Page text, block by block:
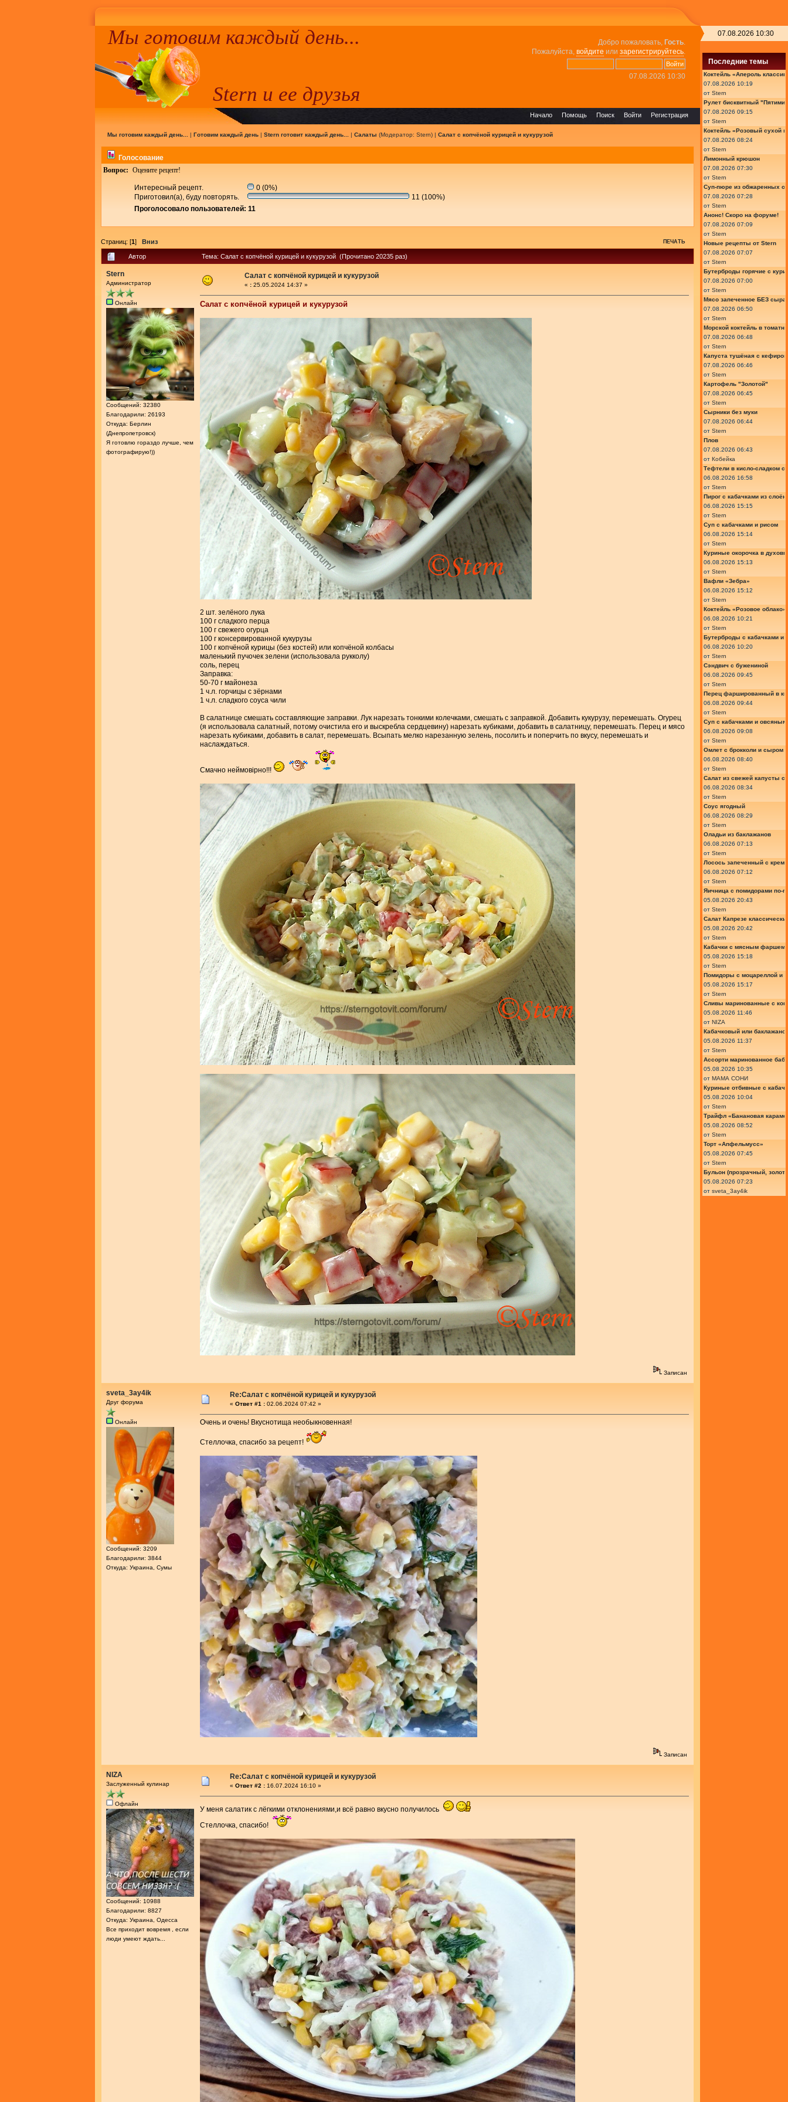
Добро пожаловать, Гость.
Пожалуйста, войдите или зарегистрируйтесь.
07.08.2026 10:30
Мы готовим каждый день...
Stern и ее друзья
Регистрация
Войти
Поиск
Помощь
Начало
Мы готовим каждый день... | Готовим каждый день| Stern готовит каждый день... | Салаты (Модератор: Stern) | Салат с копчёной курицей и кукурузой
Голосование
Вопрос: Оцените рецепт!
Интересный рецепт.
0 (0%)
Приготовил(а), буду повторять.
11 (100%)
Проголосовало пользователей: 11
Страниц: [1] Вниз ПЕЧАТЬ
Автор Тема: Салат с копчёной курицей и кукурузой (Прочитано 20235 раз)
Stern
Администратор
Онлайн
Сообщений: 32380
Благодарили: 26193
Откуда: Берлин
(Днепропетровск)
Я готовлю гораздо лучше, чем
фотографирую!))
Салат с копчёной курицей и кукурузой
« : 25.05.2024 14:37 »
Салат с копчёной курицей и кукурузой
2 шт. зелёного лука
100 г сладкого перца
100 г свежего огурца
100 г консервированной кукурузы
100 г копчёной курицы (без костей) или копчёной колбасы
маленький пучочек зелени (использовала рукколу)
соль, перец
Заправка:
50-70 г майонеза
1 ч.л. горчицы с зёрнами
1 ч.л. сладкого соуса чили
В салатнице смешать составляющие заправки. Лук нарезать тонкими колечками, смешать с заправкой. Добавить кукурузу, перемешать. Огурец
(я использовала салатный, потому очистила его и выскребла сердцевину) нарезать кубиками, добавить в салатницу, перемешать. Перец и мясо
нарезать кубиками, добавить в салат, перемешать. Всыпать мелко нарезанную зелень, посолить и поперчить по вкусу, перемешать и
наслаждаться.
Смачно неймовiрно!!!
Записан
sveta_3ay4ik
Друг форума
Онлайн
Сообщений: 3209
Благодарили: 3844
Откуда: Украина, Сумы
Re:Салат с копчёной курицей и кукурузой
« Ответ #1 : 02.06.2024 07:42 »
Очень и очень! Вкуснотища необыкновенная!
Стеллочка, спасибо за рецепт!
Записан
NIZA
Заслуженный кулинар
Офлайн
Сообщений: 10988
Благодарили: 8827
Откуда: Украина, Одесса
Все приходит вовремя , если
люди умеют ждать...
Re:Салат с копчёной курицей и кукурузой
« Ответ #2 : 16.07.2024 16:10 »
У меня салатик с лёгкими отклонениями,и всё равно вкусно получилось
Стеллочка, спасибо!
07.08.2026 10:30
Последние темы
Коктейль «Апероль
07.08.2026 10:19
от Stern
Рулет бисквитный
07.08.2026 09:15
от Stern
Коктейль «Розовый сухой
07.08.2026 08:24
от Stern
Лимонный крюшон
07.08.2026 07:30
от Stern
Суп-пюре из обжаренных
07.08.2026 07:28
от Stern
Анонс! Скоро на форуме!
07.08.2026 07:09
от Stern
Новые рецепты от Stern
07.08.2026 07:07
от Stern
Бутерброды горячие с
07.08.2026 07:00
от Stern
Мясо запеченное БЕЗ сыра
07.08.2026 06:50
от Stern
Морской коктейль в
07.08.2026 06:48
от Stern
Капуста тушёная с кефиром
07.08.2026 06:46
от Stern
Картофель "Золотой"
07.08.2026 06:45
от Stern
Сырники без муки
07.08.2026 06:44
от Stern
Плов
07.08.2026 06:43
от Кобейка
Тефтели в кисло-сладком
06.08.2026 16:58
от Stern
Пирог с кабачками из
06.08.2026 15:15
от Stern
Суп с кабачками и рисом
06.08.2026 15:14
от Stern
Куриные окорочка в
06.08.2026 15:13
от Stern
Вафли «Зебра»
06.08.2026 15:12
от Stern
Коктейль «Розовое
06.08.2026 10:21
от Stern
Бутерброды с кабачками и
06.08.2026 10:20
от Stern
Сэндвич с бужениной
06.08.2026 09:45
от Stern
Перец фаршированный в
06.08.2026 09:44
от Stern
Суп с кабачками и
06.08.2026 09:08
от Stern
Омлет с брокколи и сыром
06.08.2026 08:40
от Stern
Салат из свежей капусты
06.08.2026 08:34
от Stern
Соус ягодный
06.08.2026 08:29
от Stern
Оладьи из баклажанов
06.08.2026 07:13
от Stern
Лосось запеченный с
06.08.2026 07:12
от Stern
Яичница с помидорами по-
05.08.2026 20:43
от Stern
Салат Капрезе
05.08.2026 20:42
от Stern
Кабачки с мясным фаршем
05.08.2026 15:18
от Stern
Помидоры с моцареллой и
05.08.2026 15:17
от Stern
Сливы маринованные с
05.08.2026 11:46
от NIZA
Кабачковый или
05.08.2026 11:37
от Stern
Ассорти маринованное
05.08.2026 10:35
от МАМА СОНИ
Куриные отбивные с
05.08.2026 10:04
от Stern
Трайфл «Банановая
05.08.2026 08:52
от Stern
Торт «Апфельмусс»
05.08.2026 07:45
от Stern
Бульон (прозрачный,
05.08.2026 07:23
от sveta_3ay4ik